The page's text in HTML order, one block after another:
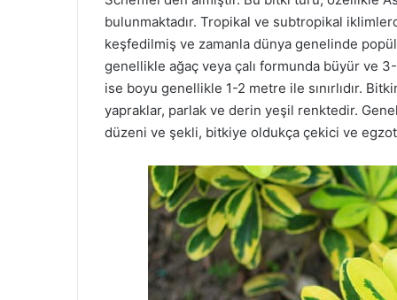
bulunmaktadır. Tropikal ve subtropikal
keşfedilmiş ve zamanla dünya genelinde
genellikle ağaç veya çalı formunda büyür ve
ise boyu genellikle 1-2 metre ile sınırlıdır.
yapraklar, parlak ve derin yeşil renktedir.
düzeni ve şekli, bitkiye oldukça çekici ve